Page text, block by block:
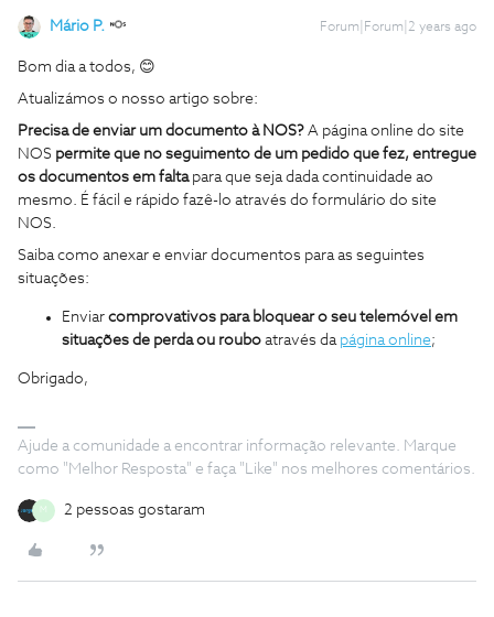
Mário P. Forum|Forum|2 years ago
Bom dia a todos, 😊
Atualizámos o nosso artigo sobre:
Precisa de enviar um documento à NOS? A página online do site
NOS permite que no seguimento de um pedido que fez, entregue
os documentos em faltapara que seja dada continuidade ao
mesmo.
É fácil e rápido fazê-lo através do formulário do site
NOS.
Saiba como anexar e enviar documentos para as seguintes
situações:
Enviar comprovativos para bloquear o seu telemóvel em
situações de perda ou roubo através da página online;
Obrigado,
Ajude a comunidade a encontrar informação relevante. Marque
como "Melhor Resposta" e faça "Like" nos melhores comentários.
M 2 pessoas gostaram